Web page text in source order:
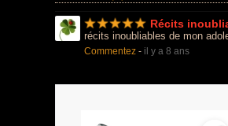
Récits
récits inoubliables de mon
Commentez - il y a 8 ans